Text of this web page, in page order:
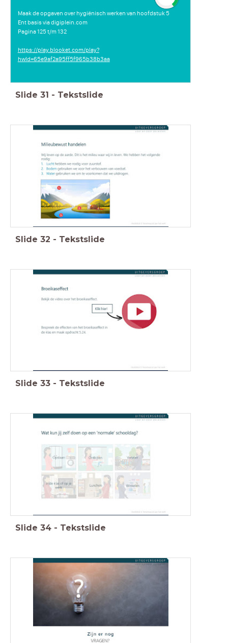
Maak de opgaven over hygiënisch werken van hoofdstuk 5
Ent basis via digiplein.com
Pagina 125 t/m 132
https://play.blooket.com/play?
hwId=65e9af2a95ff5f965b38b3aa
Slide 31 - Tekstslide
Slide 32 - Tekstslide
Slide 33 - Tekstslide
Slide 34 - Tekstslide